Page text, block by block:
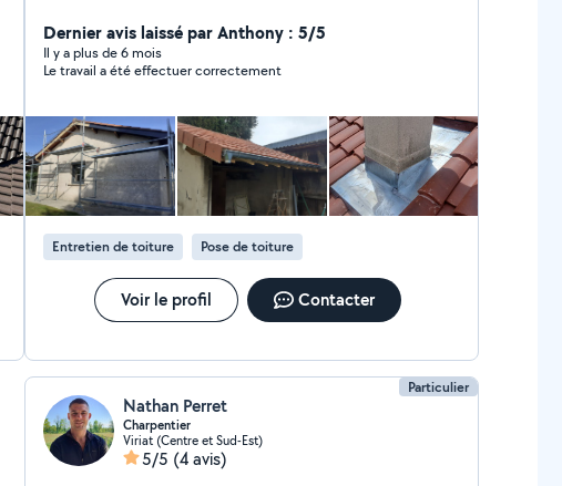
maçonnerie, installation de velux et recherche de fuite
sur toiture. Expertise et qualité assurée contactez moi
pour concrétiser tous vos projets d'habitat.
Dernier avis laissé par Anthony : 5/5
Il y a plus de 6 mois
Le travail a été effectuer correctement
Entretien de toiture Pose de toiture
Voir le profil Contacter
Particulier
Nathan Perret
Charpentier
Viriat (Centre et Sud-Est)
5/5 (4 avis)